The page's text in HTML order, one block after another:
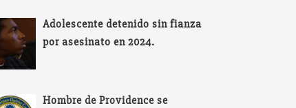
Adolescente detenido sin fianza
por asesinato en 2024.
Hombre de Providence se